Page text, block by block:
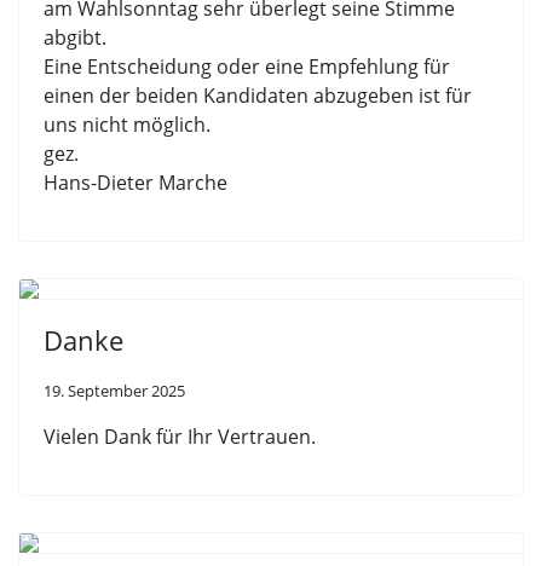
am Wahlsonntag sehr überlegt seine Stimme
abgibt.
Eine Entscheidung oder eine Empfehlung für
einen der beiden Kandidaten abzugeben ist für
uns nicht möglich.
gez.
Hans-Dieter Marche
Danke
19. September 2025
Vielen Dank für Ihr Vertrauen.